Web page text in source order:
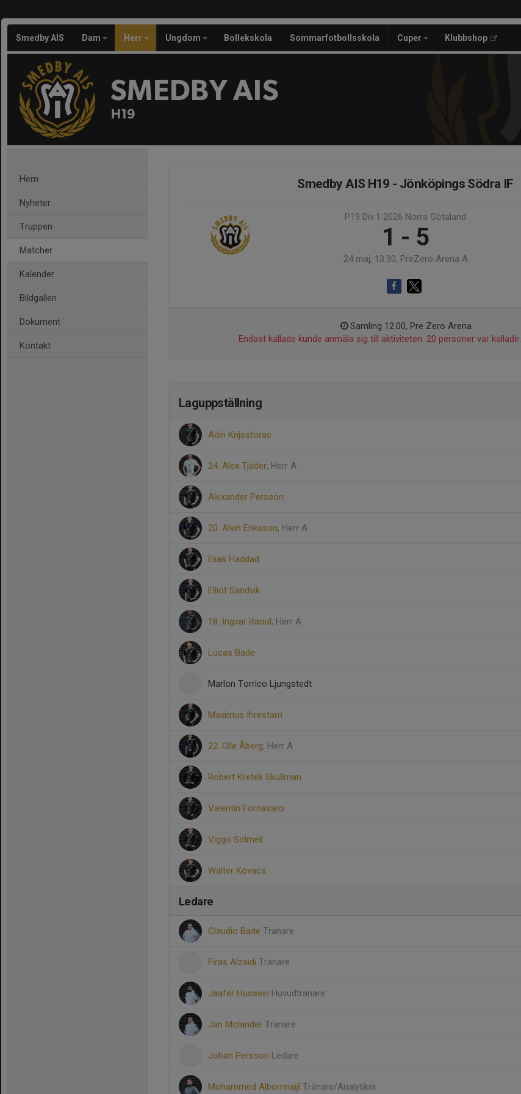
Smedby AIS Dam Herr Ungdom Bollekskola Sommarfotbollsskola Cuper Klubbshop
SMEDBY AIS
H19
Hem
Nyheter
Truppen
Matcher
Kalender
Bildgalleri
Dokument
Kontakt
Smedby AIS H19 - Jönköpings Södra IF
P19 Div.1 2026 Norra Götaland
1 - 5
24 maj, 13:30, PreZero Arena A
Samling 12:00, Pre Zero Arena
Endast kallade kunde anmäla sig till aktiviteten. 20 personer var kallade.
Laguppställning
Adin Krijestorac
24. Alex Tjäder, Herr A
Alexander Persson
20. Alvin Eriksson, Herr A
Elias Haddad
Elliot Sandvik
18. Ingvar Raoul, Herr A
Lucas Bade
Marlon Torrico Ljungstedt
Maximus Ihrestam
22. Olle Åberg, Herr A
Robert Kretek Skullman
Valentin Fornasaro
Viggo Solmell
Walter Kovacs
Ledare
Claudio Bade Tränare
Firas Alzaidi Tränare
Jaafer Hussein Huvudtränare
Jan Molander Tränare
Johan Persson Ledare
Mohammed Albomnaijl Tränare/Analytiker